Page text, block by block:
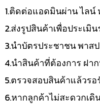
1.ติดต่อแอดมินผ่าน ไลน์
2.ส่งรูปสินค้าเพื่อประเมิ
3.นำบัตรประชาชน พาส
4.นำสินค้าที่ต้องการ ฝา
5.ตรวจสอบสินค้าแล้วรอ
6.หากลูกค้าไม่สะดวกเดิ